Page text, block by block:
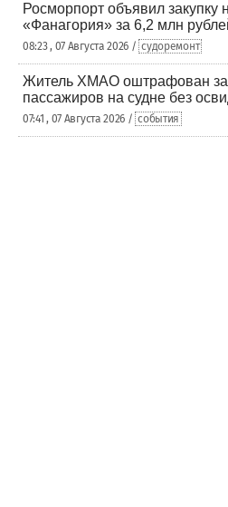
Росморпорт объявил закупку
«Фанагория» за 6,2 млн
08:23 , 07 Августа 2026 / судоремонт
Житель ХМАО оштрафован за
пассажиров на судне без
07:41 , 07 Августа 2026 / события